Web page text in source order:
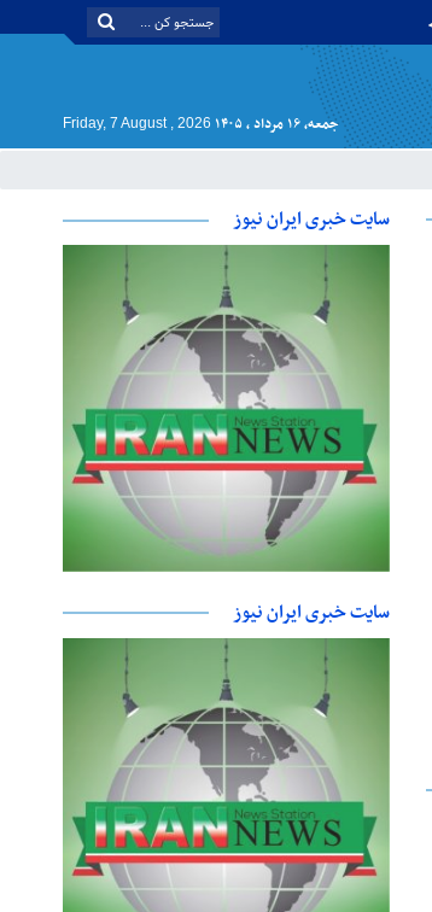
جمعه, ۱۶ مرداد , ۱۴۰۵ Friday, 7 August , 2026
سایت خبری ایران نیوز
سایت خبری ایران نیوز